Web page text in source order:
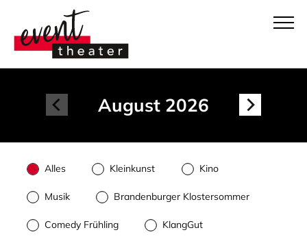
August 2026
Alles Kleinkunst Kino
Musik Brandenburger Klostersommer
Comedy Frühling KlangGut